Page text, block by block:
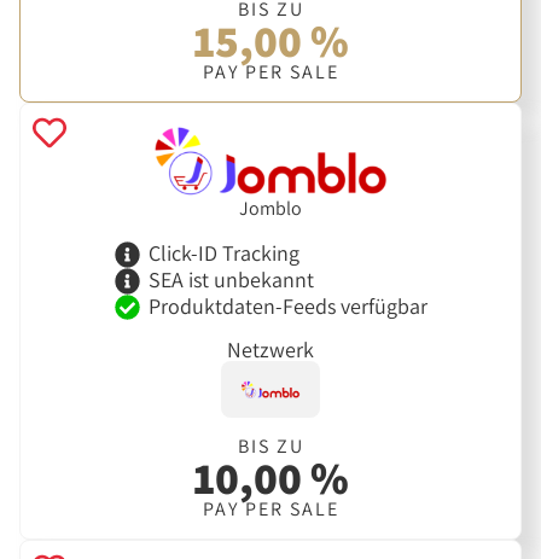
BIS ZU
15,00 %
PAY PER SALE
Jomblo
Click-ID Tracking
SEA ist unbekannt
Produktdaten-Feeds verfügbar
Netzwerk
BIS ZU
10,00 %
PAY PER SALE